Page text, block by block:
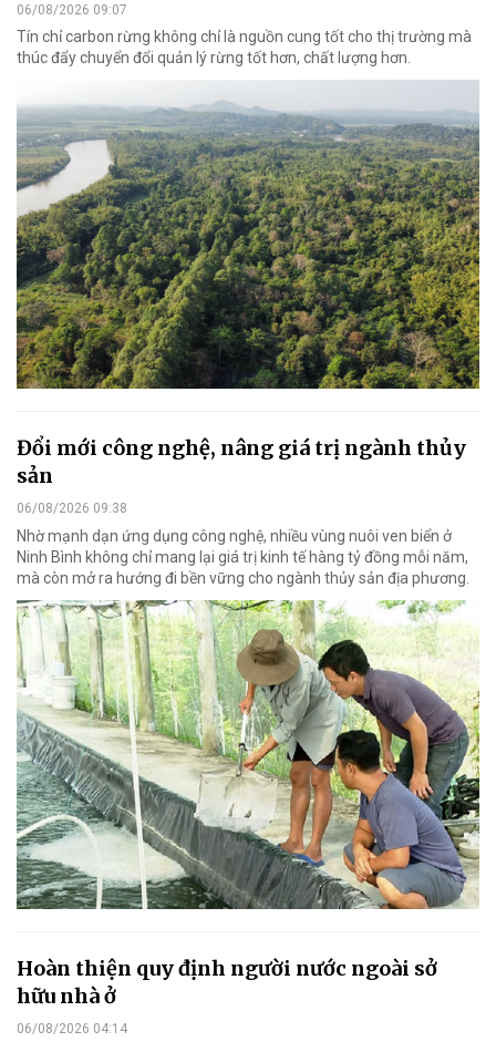
06/08/2026 09:07
Tín chỉ carbon rừng không chỉ là nguồn cung tốt cho thị trường mà
thúc đẩy chuyển đổi quản lý rừng tốt hơn, chất lượng hơn.
Đổi mới công nghệ, nâng giá trị ngành thủy
sản
06/08/2026 09:38
Nhờ mạnh dạn ứng dụng công nghệ, nhiều vùng nuôi ven biển ở
Ninh Bình không chỉ mang lại giá trị kinh tế hàng tỷ đồng mỗi năm,
mà còn mở ra hướng đi bền vững cho ngành thủy sản địa phương.
Hoàn thiện quy định người nước ngoài sở
hữu nhà ở
06/08/2026 04:14